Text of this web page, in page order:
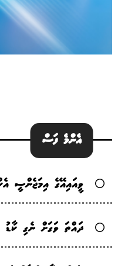
އެންމެ ފަސް
ވީއައިއޭގެ އިމަޖެންސީ
ދައްތަ ވަގަށް ނެގި ކާޑު